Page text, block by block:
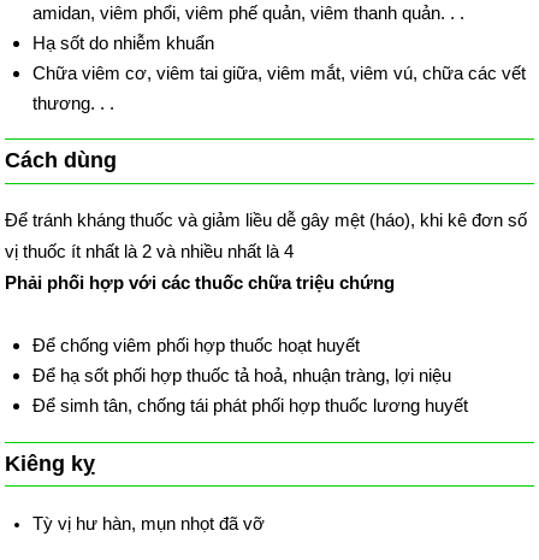
amidan, viêm phổi, viêm phế quản, viêm thanh quản. . .
Hạ sốt do nhiễm khuẩn
Chữa viêm cơ, viêm tai giữa, viêm mắt, viêm vú, chữa các vết
thương. . .
Cách dùng
Để tránh kháng thuốc và giảm liều dễ gây mệt (háo), khi kê đơn số
vị thuốc ít nhất là 2 và nhiều nhất là 4
Phải phối hợp với các thuốc chữa triệu chứng
Để chống viêm phối hợp thuốc hoạt huyết
Để hạ sốt phối hợp thuốc tả hoả, nhuận tràng, lợi niệu
Để simh tân, chống tái phát phối hợp thuốc lương huyết
Kiêng kỵ
Tỳ vị hư hàn, mụn nhọt đã vỡ